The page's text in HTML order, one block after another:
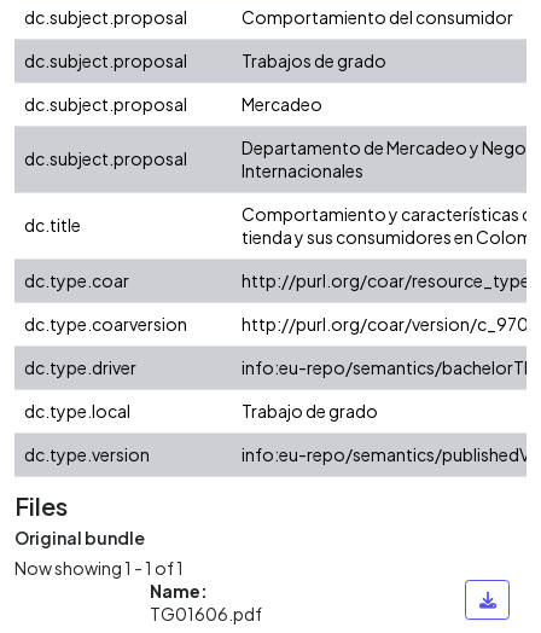
dc.subject.proposal
Comportamiento del consumidor
dc.subject.proposal
Trabajos de grado
dc.subject.proposal
Mercadeo
dc.subject.proposal
Departamento de Mercadeo y
Internacionales
dc.title
Comportamiento y características
tienda y sus consumidores en
dc.type.coar
http://purl.org/coar/resource_type/
dc.type.coarversion
http://purl.org/coar/version/
dc.type.driver
info:eu-repo/semantics/
dc.type.local
Trabajo de grado
dc.type.version
info:eu-repo/semantics/
Files
Original bundle
Now showing1 - 1 of 1
Name:
TG01606.pdf